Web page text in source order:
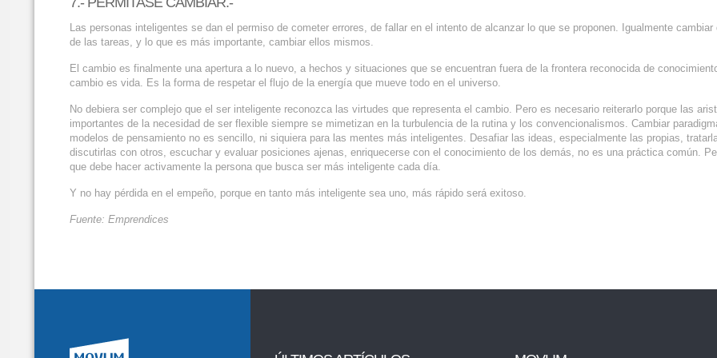
Las personas inteligentes se dan el permiso de cometer errores, de fallar en el intento de alcanzar lo que se proponen. Igualmente cambiar
de las tareas, y lo que es más importante, cambiar ellos mismos.
El cambio es finalmente una apertura a lo nuevo, a hechos y situaciones que se encuentran fuera de la frontera reconocida de
cambio es vida. Es la forma de respetar el flujo de la energía que mueve todo en el universo.
No debiera ser complejo que el ser inteligente reconozca las virtudes que representa el cambio. Pero es necesario reiterarlo porque las
importantes de la necesidad de ser flexible siempre se mimetizan en la turbulencia de la rutina y los convencionalismos. Cambiar
modelos de pensamiento no es sencillo, ni siquiera para las mentes más inteligentes. Desafiar las ideas, especialmente las propias,
discutirlas con otros, escuchar y evaluar posiciones ajenas, enriquecerse con el conocimiento de los demás, no es una práctica común.
que debe hacer activamente la persona que busca ser más inteligente cada día.
Y no hay pérdida en el empeño, porque en tanto más inteligente sea uno, más rápido será exitoso.
Fuente: Emprendices